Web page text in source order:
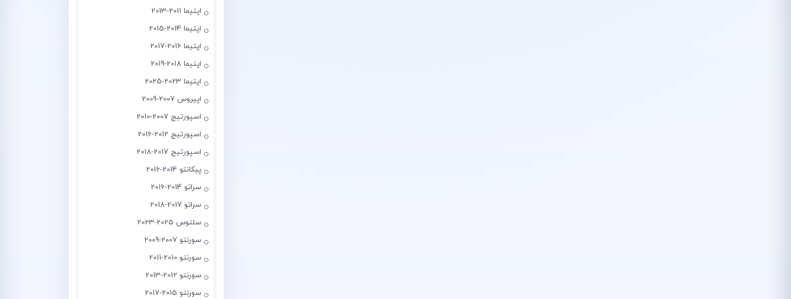
اپتیما 2011-2013
اپتیما 2014-2015
اپتیما 2016-2017
اپتیما 2018-2019
اپتیما 2023-2025
اپیروس 2007-2009
اسپورتیج 2007-2010
اسپورتیج 2012-2016
اسپورتیج 2017-2018
پیکانتو 2014-2016
سراتو 2014-2016
سراتو 2017-2018
سلتوس 2025-2023
سورنتو 2007-2009
سورنتو 2010-2011
سورنتو 2012-2013
سورنتو 2015-2017